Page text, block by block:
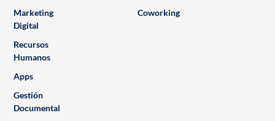
Marketing
Digital
Recursos
Humanos
Apps
Gestión
Documental
Coworking